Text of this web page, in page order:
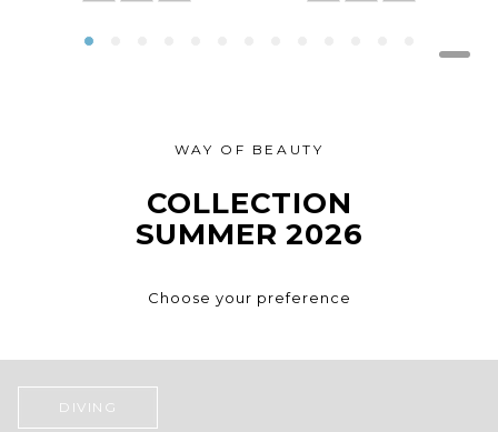
DIVING
WAY OF BEAUTY
COLLECTION
SUMMER 2026
Choose your preference